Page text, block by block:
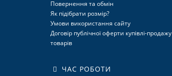
Повернення та обмін
Як підібрати розмір?
Умови використання сайту
Договір публічної оферти купівлі-продажу
товарів
ЧАС РОБОТИ